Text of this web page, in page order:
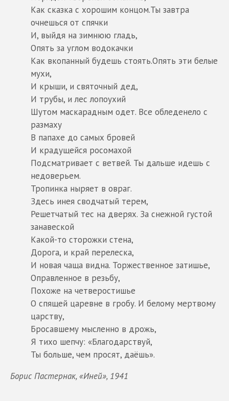
Как сказка с хорошим концом.Ты завтра
очнешься от спячки
И, выйдя на зимнюю гладь,
Опять за углом водокачки
Как вкопанный будешь стоять.Опять эти белые
мухи,
И крыши, и святочный дед,
И трубы, и лес лопоухий
Шутом маскарадным одет. Все обледенело с
размаху
В папахе до самых бровей
И крадущейся росомахой
Подсматривает с ветвей. Ты дальше идешь с
недоверьем.
Тропинка ныряет в овраг.
Здесь инея сводчатый терем,
Решетчатый тес на дверях. За снежной густой
занавеской
Какой-то сторожки стена,
Дорога, и край перелеска,
И новая чаща видна. Торжественное затишье,
Оправленное в резьбу,
Похоже на четверостишье
О спящей царевне в гробу. И белому мертвому
царству,
Бросавшему мысленно в дрожь,
Я тихо шепчу: «Благодарствуй,
Ты больше, чем просят, даёшь».
Борис Пастернак, «Иней», 1941